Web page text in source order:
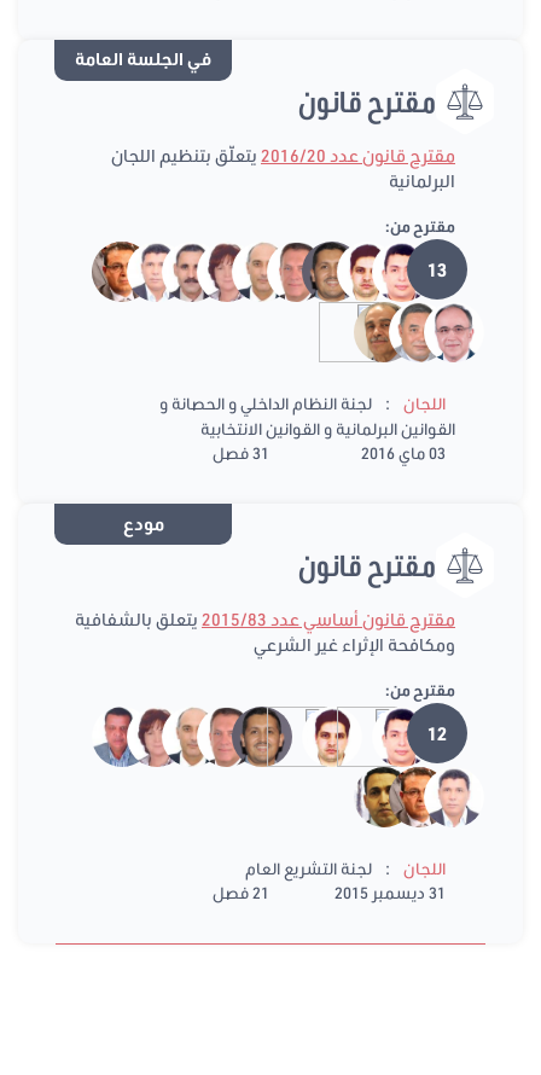
في الجلسة العامة
مقترح قانون
مقترح قانون عدد 2016/20
يتعلّق بتنظيم اللجان
البرلمانية
مقترح من:
13
اللجان :
لجنة النظام الداخلي و الحصانة و
القوانين البرلمانية و القوانين الانتخابية
03 ماي 2016
31 فصل
مودع
مقترح قانون
مقترح قانون أساسي عدد 2015/83
يتعلق بالشفافية
ومكافحة الإثراء غير الشرعي
مقترح من:
12
اللجان :
لجنة التشريع العام
31 ديسمبر 2015
21 فصل